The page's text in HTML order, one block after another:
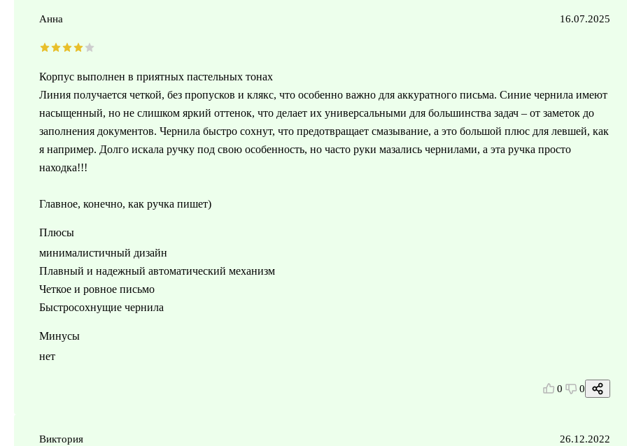
Анна 16.07.2025
Корпус выполнен в приятных пастельных тонах
Линия получается четкой, без пропусков и клякс, что особенно важно для аккуратного письма. Синие чернила имеют
насыщенный, но не слишком яркий оттенок, что делает их универсальными для большинства задач – от заметок до
заполнения документов. Чернила быстро сохнут, что предотвращает смазывание, а это большой плюс для левшей, как
я например. Долго искала ручку под свою особенность, но часто руки мазались чернилами, а эта ручка просто
находка!!!
Главное, конечно, как ручка пишет)
Плюсы
минималистичный дизайн
Плавный и надежный автоматический механизм
Четкое и ровное письмо
Быстросохнущие чернила
Минусы
нет
0 0
Виктория 26.12.2022